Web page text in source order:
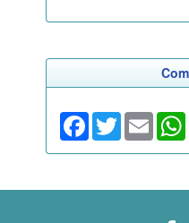
Facebook
TwitterEmail